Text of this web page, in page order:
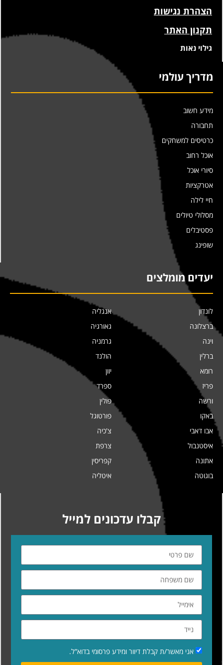
הצהרת נגישות
תקנון האתר
גילוי נאות
מדריך עולמי
מידע חשוב
תחבורה
כרטיסים למשחקים
אוכל רחוב
סיורי אוכל
אטרקציות
חיי לילה
מסלולי טיולים
פסטיבלים
שופינג
יעדים מומלצים
לונדון
ברצלונה
וינה
ברלין
רומא
פריז
ורשה
באקו
אבו דאבי
איסטנבול
אתונה
בוגוטה
אנגליה
גאורגיה
גרמניה
הולנד
יוון
ספרד
פולין
פורטוגל
צ'כיה
צרפת
קפריסין
איטליה
קבלו עדכונים למייל
אני מאשר/ת קבלת דיוור ומידע פרסומי בדוא”ל.